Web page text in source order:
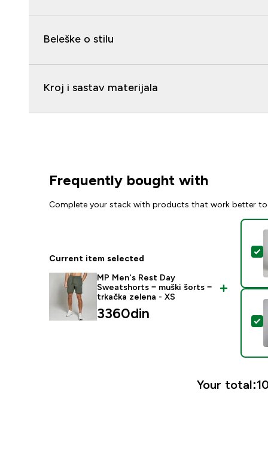
Beleške o stilu
Kroj i sastav materijala
Frequently bought with
Complete your stack with products that work better
Current item selected
MP Men's Rest Day
Sweatshorts − muški šorts −
trkačka zelena - XS
3360din‎
Your total: